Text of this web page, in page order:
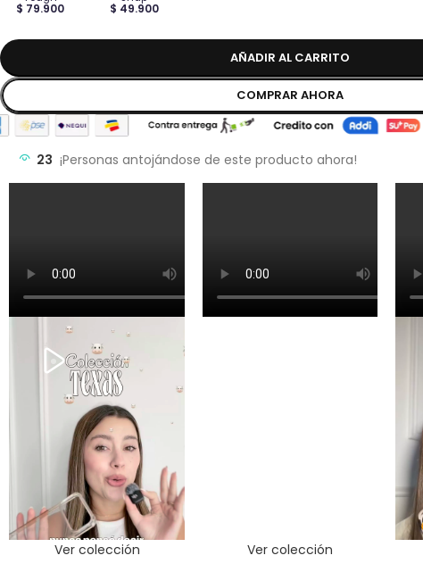
$ 79.900 $ 49.900
AÑADIR AL CARRITO
COMPRAR AHORA
23 ¡Personas antojándose de este producto ahora!
Ver colección Ver colección